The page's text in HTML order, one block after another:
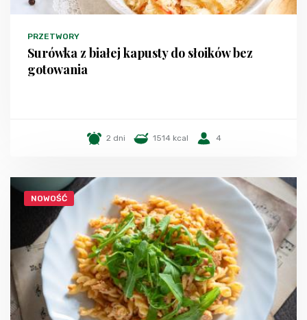
PRZETWORY
Surówka z białej kapusty do słoików bez
gotowania
2 dni 1514 kcal 4
NOWOŚĆ